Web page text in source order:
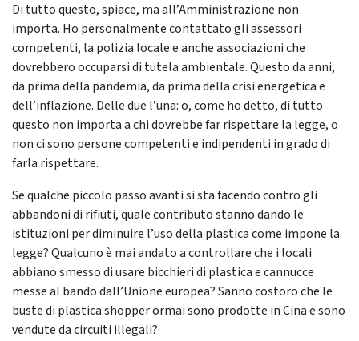
Di tutto questo, spiace, ma all’Amministrazione non
importa. Ho personalmente contattato gli assessori
competenti, la polizia locale e anche associazioni che
dovrebbero occuparsi di tutela ambientale. Questo da anni,
da prima della pandemia, da prima della crisi energetica e
dell’inflazione. Delle due l’una: o, come ho detto, di tutto
questo non importa a chi dovrebbe far rispettare la legge, o
non ci sono persone competenti e indipendenti in grado di
farla rispettare.
Se qualche piccolo passo avanti si sta facendo contro gli
abbandoni di rifiuti, quale contributo stanno dando le
istituzioni per diminuire l’uso della plastica come impone la
legge? Qualcuno è mai andato a controllare che i locali
abbiano smesso di usare bicchieri di plastica e cannucce
messe al bando dall’Unione europea? Sanno costoro che le
buste di plastica shopper ormai sono prodotte in Cina e sono
vendute da circuiti illegali?